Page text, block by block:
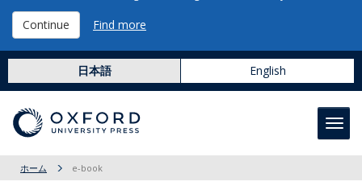
Continue Find more
日本語 English
ホーム e-book